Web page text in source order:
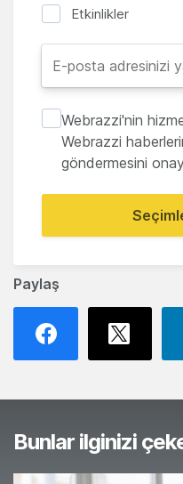
Paylaş
Etkinlikler
Webrazzi'nin
Webrazzi
göndermesini
Bunlar ilginizi